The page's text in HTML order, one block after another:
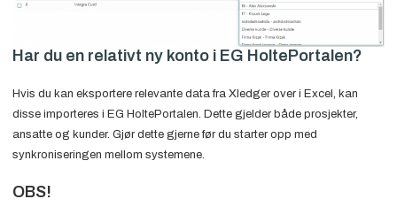
Har du en relativt ny konto i EG HoltePortalen?
Hvis du kan eksportere relevante data fra Xledger over i Excel, kan
disse importeres i EG HoltePortalen. Dette gjelder både prosjekter,
ansatte og kunder. Gjør dette gjerne før du starter opp med
synkroniseringen mellom systemene.
OBS!